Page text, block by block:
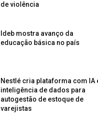
de violência
Ideb mostra avanço da
educação básica no país
Nestlé cria plataforma com IA
inteligência de dados para
autogestão de estoque de
varejistas